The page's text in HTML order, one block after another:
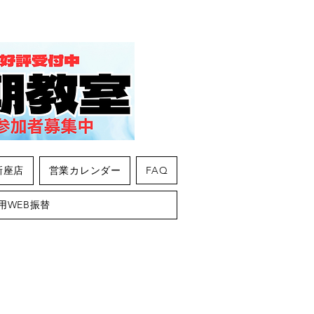
座店 営業カレンダー FAQ
WEB振替